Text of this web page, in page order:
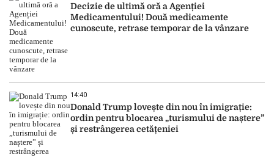
Decizie de ultimă oră a Agenției
Medicamentului! Două medicamente
cunoscute, retrase temporar de la vânzare
14:40
Donald Trump lovește din nou în imigrație:
ordin pentru blocarea „turismului de naștere”
și restrângerea cetățeniei